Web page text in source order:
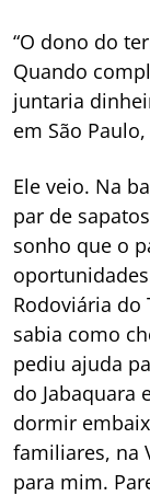
“O dono do
Quando
juntaria
em São
Ele veio. Na
par de
sonho que o
Rodoviária do
sabia como
pediu ajuda
do Jabaquara
dormir
familiares, na
para mim.